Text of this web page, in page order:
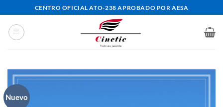
al
contenido
CENTRO OFICIAL ATO-238 APROBADO POR AESA
Nuevo